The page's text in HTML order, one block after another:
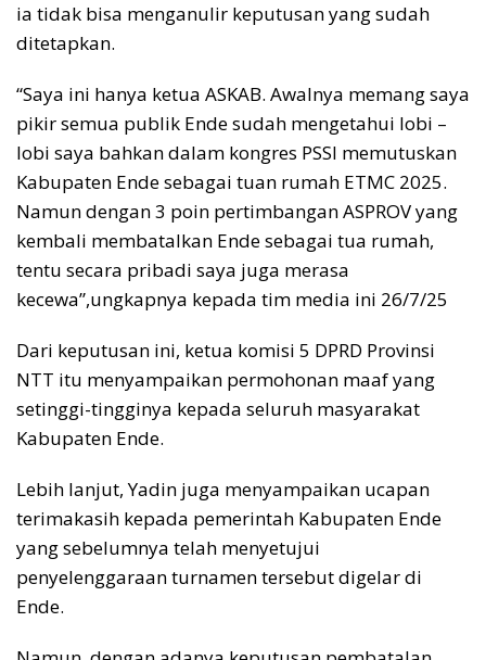
ia tidak bisa menganulir keputusan yang sudah
ditetapkan.
“Saya ini hanya ketua ASKAB. Awalnya memang saya
pikir semua publik Ende sudah mengetahui lobi –
lobi saya bahkan dalam kongres PSSI memutuskan
Kabupaten Ende sebagai tuan rumah ETMC 2025.
Namun dengan 3 poin pertimbangan ASPROV yang
kembali membatalkan Ende sebagai tua rumah,
tentu secara pribadi saya juga merasa
kecewa”,ungkapnya kepada tim media ini 26/7/25
Dari keputusan ini, ketua komisi 5 DPRD Provinsi
NTT itu menyampaikan permohonan maaf yang
setinggi-tingginya kepada seluruh masyarakat
Kabupaten Ende.
Lebih lanjut, Yadin juga menyampaikan ucapan
terimakasih kepada pemerintah Kabupaten Ende
yang sebelumnya telah menyetujui
penyelenggaraan turnamen tersebut digelar di
Ende.